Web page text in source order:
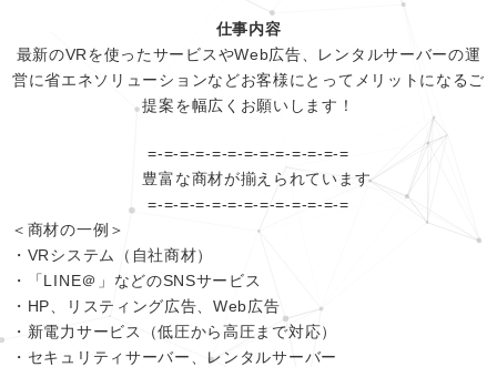
仕事内容
最新のVRを使ったサービスやWeb広告、レンタルサーバーの運
営に省エネソリューションなどお客様にとってメリットになるご
提案を幅広くお願いします！
=-=-=-=-=-=-=-=-=-=-=-=-=
豊富な商材が揃えられています
=-=-=-=-=-=-=-=-=-=-=-=-=
＜商材の一例＞
・VRシステム（自社商材）
・「LINE＠」などのSNSサービス
・HP、リスティング広告、Web広告
・新電力サービス（低圧から高圧まで対応）
・セキュリティサーバー、レンタルサーバー